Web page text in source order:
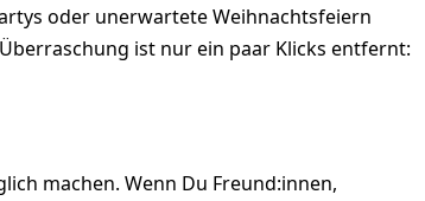
oder unerwartete Weihnachtsfeiern
ist nur ein paar Klicks entfernt:
machen. Wenn Du Freund:innen,